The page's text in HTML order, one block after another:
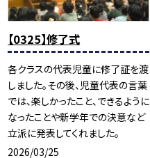
【0325】修了式
各クラスの代表児童に修了証を渡
しました。その後、児童代表の言葉
では、楽しかったこと、できるように
なったことや新学年での決意など
立派に発表してくれました。
2026/03/25